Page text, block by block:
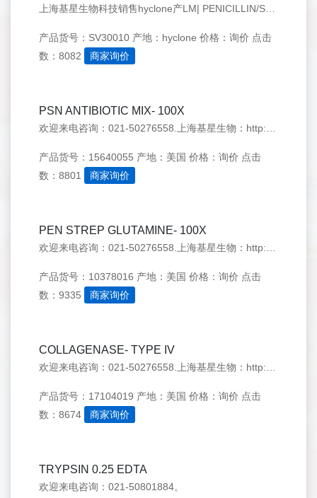
产品货号：SV30010 产地：hyclone 价格：询价 点击
数：8082
商家询价
PSN ANTIBIOTIC MIX- 100X
产品货号：15640055 产地：美国 价格：询价 点击
数：8801
商家询价
PEN STREP GLUTAMINE- 100X
产品货号：10378016 产地：美国 价格：询价 点击
数：9335
商家询价
COLLAGENASE- TYPE IV
产品货号：17104019 产地：美国 价格：询价 点击
数：8674
商家询价
TRYPSIN 0.25 EDTA
欢迎来电咨询：021-50801884。